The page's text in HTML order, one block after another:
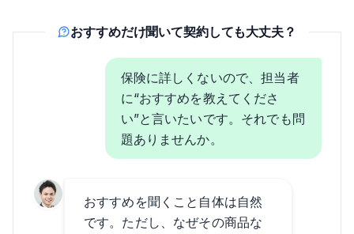
おすすめだけ聞いて契約しても大丈夫？
保険に詳しくないので、担当者
に“おすすめを教えてくださ
い”と言いたいです。それでも問
題ありませんか。
おすすめを聞くこと自体は自然
です。ただし、なぜその商品な